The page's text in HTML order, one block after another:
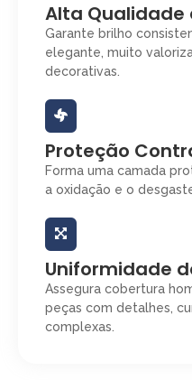
Alta Qualidade
Garante brilho
elegante, muito
decorativas.
Proteção
Forma uma camada
a oxidação e o
Uniformidade
Assegura cobertura
peças com detalhes,
complexas.